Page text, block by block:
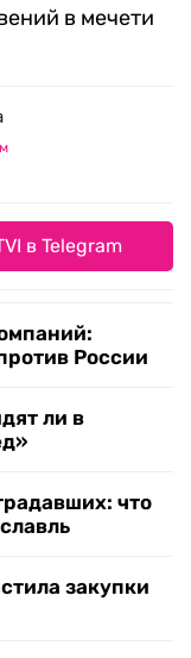
в мечети
в Telegram
России
ли в
что
закупки